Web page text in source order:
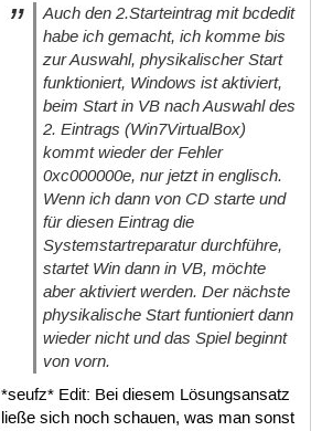
Auch den 2.Starteintrag mit bcdedit
habe ich gemacht, ich komme bis
zur Auswahl, physikalischer Start
funktioniert, Windows ist aktiviert,
beim Start in VB nach Auswahl des
2. Eintrags (Win7VirtualBox)
kommt wieder der Fehler
0xc000000e, nur jetzt in englisch.
Wenn ich dann von CD starte und
für diesen Eintrag die
Systemstartreparatur durchführe,
startet Win dann in VB, möchte
aber aktiviert werden. Der nächste
physikalische Start funtioniert dann
wieder nicht und das Spiel beginnt
von vorn.
*seufz* Edit: Bei diesem Lösungsansatz
ließe sich noch schauen, was man sonst